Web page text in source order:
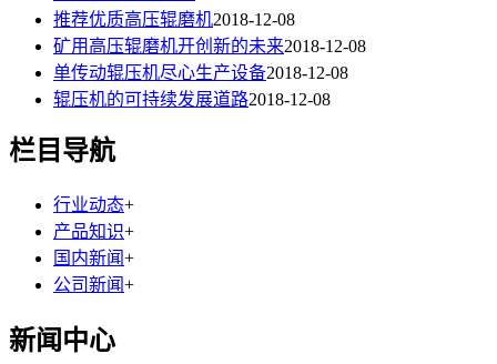
推荐优质高压辊磨机2018-12-08
矿用高压辊磨机开创新的未来2018-12-08
单传动辊压机尽心生产设备2018-12-08
辊压机的可持续发展道路2018-12-08
栏目导航
行业动态+
产品知识+
国内新闻+
公司新闻+
新闻中心